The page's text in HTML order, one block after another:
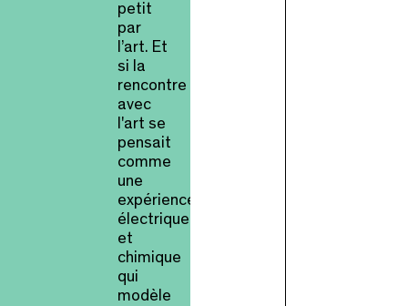
petit
par
l’art. Et
si la
rencontre
avec
l'art se
pensait
comme
une
expérience
électrique
et
chimique
qui
modèle